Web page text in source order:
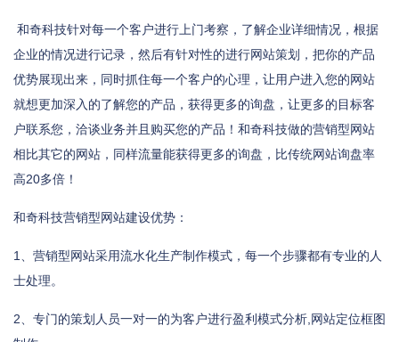
和奇科技针对每一个客户进行上门考察，了解企业详细情况，根据
企业的情况进行记录，然后有针对性的进行网站策划，把你的产品
优势展现出来，同时抓住每一个客户的心理，让用户进入您的网站
就想更加深入的了解您的产品，获得更多的询盘，让更多的目标客
户联系您，洽谈业务并且购买您的产品！和奇科技做的营销型网站
相比其它的网站，同样流量能获得更多的询盘，比传统网站询盘率
高20多倍！
和奇科技营销型网站建设优势：
1、营销型网站采用流水化生产制作模式，每一个步骤都有专业的人
士处理。
2、专门的策划人员一对一的为客户进行盈利模式分析,网站定位框图